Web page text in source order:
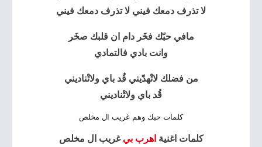
لا تذرف دمعك فيني لا تذرف دمعك فيني
مافي حبّك فخَر دام ان قلبك صخَر
وانت بادي فالتمادي
من فضلك لاتْهدّيني قُد باي ولاتْناديني
قُد باي ولاتْناديني
كلمات حبك وهم غريب ال مخلص
كلمات اغنية اهرب بي غريب ال مخلص